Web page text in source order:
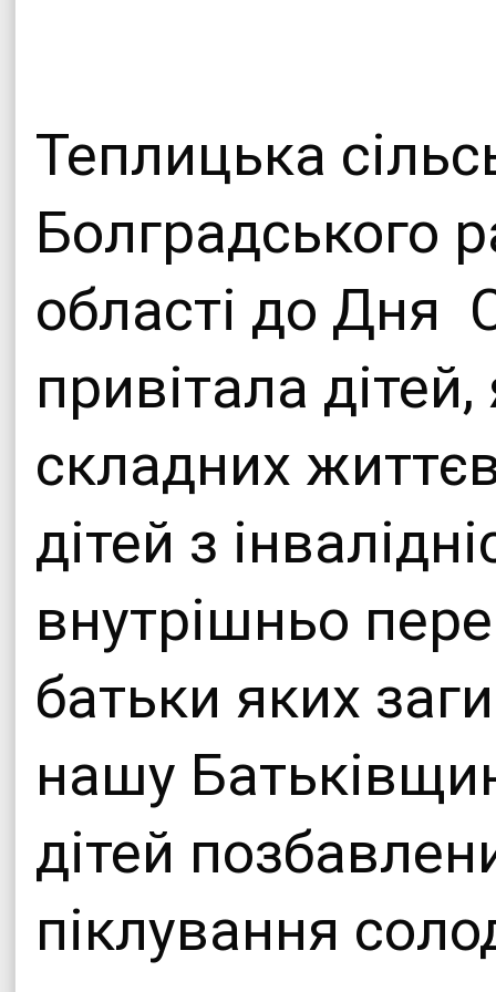
Теплицька
Болградського
області до Дня
привітала
складних
дітей з
внутрішньо
батьки яких
нашу
дітей
піклування